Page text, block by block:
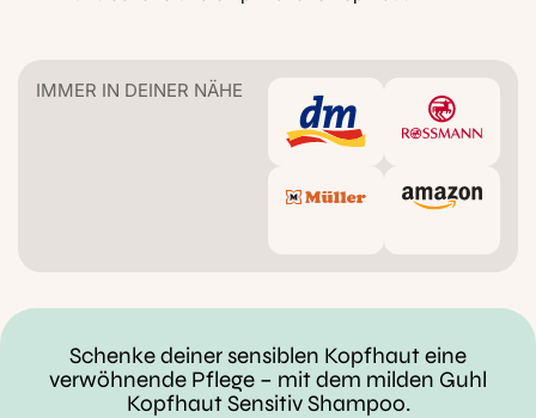
IMMER IN DEINER NÄHE
Schenke deiner sensiblen Kopfhaut eine
verwöhnende Pflege – mit dem milden Guhl
Kopfhaut Sensitiv Shampoo.